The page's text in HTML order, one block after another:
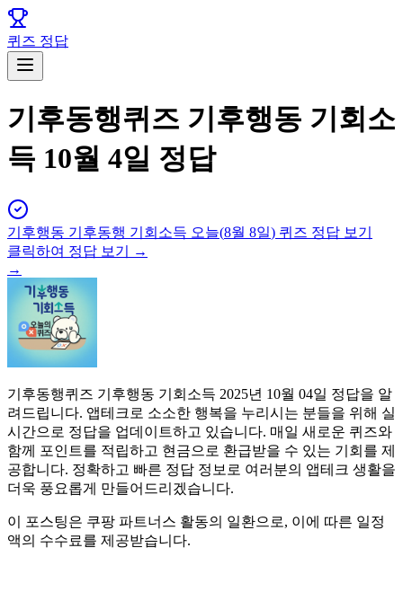
퀴즈 정답
기후동행퀴즈 기후행동 기회소
득 10월 4일 정답
기후행동 기후동행 기회소득 오늘(8월 8일) 퀴즈 정답 보기
클릭하여 정답 보기 →
→
기후동행퀴즈 기후행동 기회소득 2025년 10월 04일 정답을 알
려드립니다. 앱테크로 소소한 행복을 누리시는 분들을 위해 실
시간으로 정답을 업데이트하고 있습니다. 매일 새로운 퀴즈와
함께 포인트를 적립하고 현금으로 환급받을 수 있는 기회를 제
공합니다. 정확하고 빠른 정답 정보로 여러분의 앱테크 생활을
더욱 풍요롭게 만들어드리겠습니다.
이 포스팅은 쿠팡 파트너스 활동의 일환으로, 이에 따른 일정
액의 수수료를 제공받습니다.